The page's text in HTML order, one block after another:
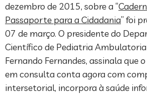
dezembro de 2015, sobre a “
Passaporte para a Cidadania” foi
07 de março. O presidente do
Científico de Pediatria Ambulatorial
Fernando Fernandes, assinala que
em consulta conta agora com
intersetorial, incorpora à saúde